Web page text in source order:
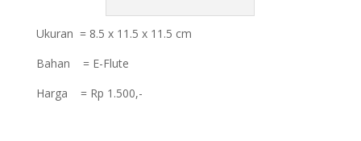
Ukuran = 8.5 x 11.5 x 11.5 cm
Bahan = E-Flute
Harga = Rp 1.500,-